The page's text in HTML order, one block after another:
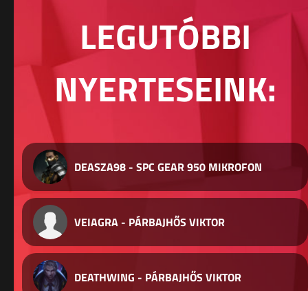
LEGUTÓBBI
NYERTESEINK:
DEASZA98 - SPC GEAR 950 MIKROFON
VEIAGRA - PÁRBAJHŐS VIKTOR
DEATHWING - PÁRBAJHŐS VIKTOR